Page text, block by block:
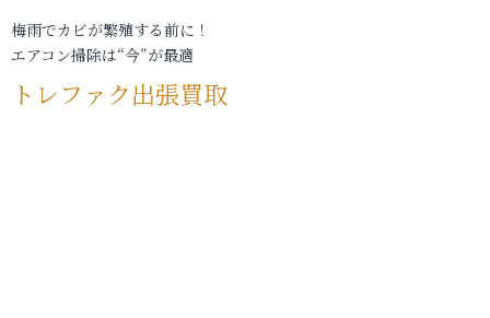
梅雨でカビが繁殖する前に！
エアコン掃除は“今”が最適
トレファク出張買取